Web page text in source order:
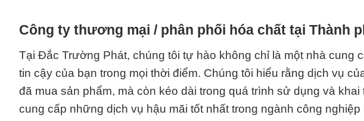
Công ty thương mại / phân phối hóa chất tại Thành
Tại Đắc Trường Phát, chúng tôi tự hào không chỉ là một nhà cung
tin cậy của bạn trong mọi thời điểm. Chúng tôi hiểu rằng dịch vụ
đã mua sản phẩm, mà còn kéo dài trong quá trình sử dụng và
cung cấp những dịch vụ hậu mãi tốt nhất trong ngành công nghiệp